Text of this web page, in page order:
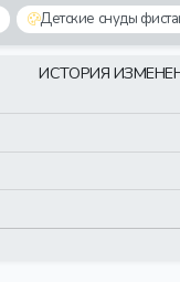
Детские снуды
ИСТОРИЯ